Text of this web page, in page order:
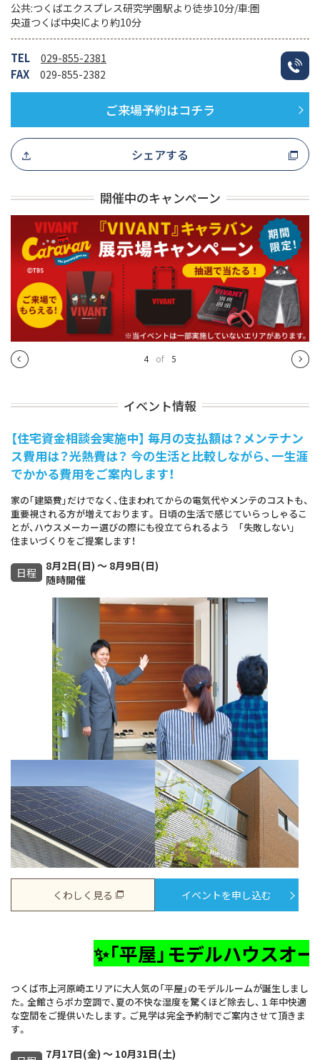
公共:つくばエクスプレス研究学園駅より徒歩10分/車:圏
央道つくば中央ICより約10分
TEL 029-855-2381
FAX 029-855-2382
ご来場予約はコチラ
シェアする
開催中のキャンペーン
4 of 5
イベント情報
【住宅資金相談会実施中】 毎月の支払額は？メンテナン
ス費用は？光熱費は？ 今の生活と比較しながら、一生涯
でかかる費用をご案内します！
家の｢建築費｣だけでなく、住まわれてからの電気代やメンテのコストも、
重要視される方が増えております。 日頃の生活で感じていらっしゃるこ
とが、ハウスメーカー選びの際にも役立てられるよう ｢失敗しない｣
住まいづくりをご提案します！
日程
8月2日(日) ～ 8月9日(日)
随時開催
くわしく見る イベントを申し込む
✨「平屋」モデルハウスオープン！✨
つくば市上河原崎エリアに大人気の「平屋」のモデルルームが誕生しまし
た。全館さらポカ空調で、夏の不快な湿度を驚くほど除去し、１年中快適
な空間をご提供いたします。ご見学は完全予約制でご案内させて頂きま
す。
7月17日(金) ～ 10月31日(土)